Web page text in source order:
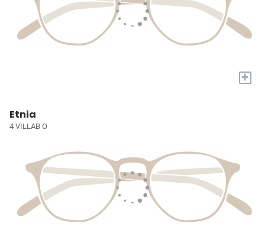
+
Etnia
4 VILLAB O